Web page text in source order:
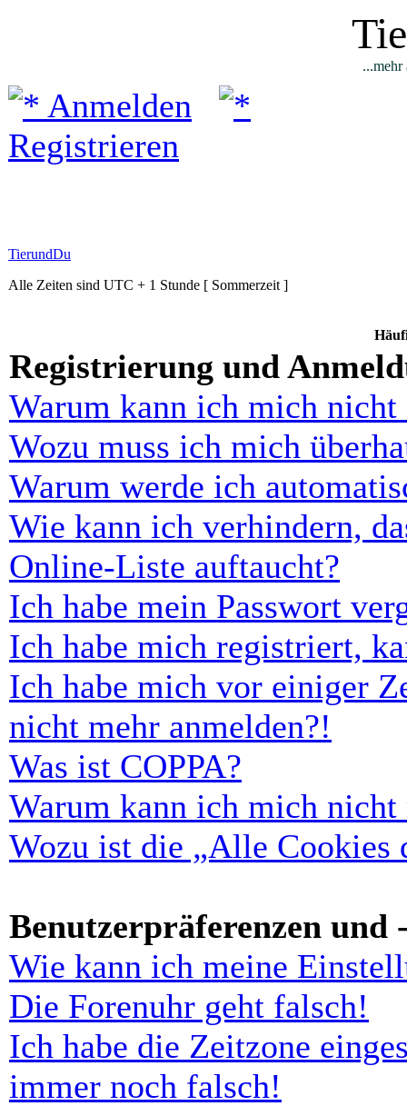
...mehr
Anmelden
Registrieren
TierundDu
Alle Zeiten sind UTC + 1 Stunde [ Sommerzeit ]
Registrierung und
Warum kann ich mich nicht
Wozu muss ich mich
Warum werde ich
Wie kann ich verhindern,
Online-Liste auftaucht?
Ich habe mein Passwort
Ich habe mich registriert,
Ich habe mich vor einiger
nicht mehr anmelden?!
Was ist COPPA?
Warum kann ich mich nicht
Wozu ist die „Alle Cookies
Benutzerpräferenzen und
Wie kann ich meine
Die Forenuhr geht falsch!
Ich habe die Zeitzone
immer noch falsch!